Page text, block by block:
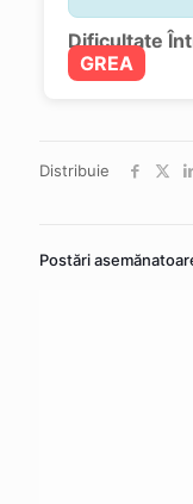
Dificultate
GREA
Distribuie
Postări